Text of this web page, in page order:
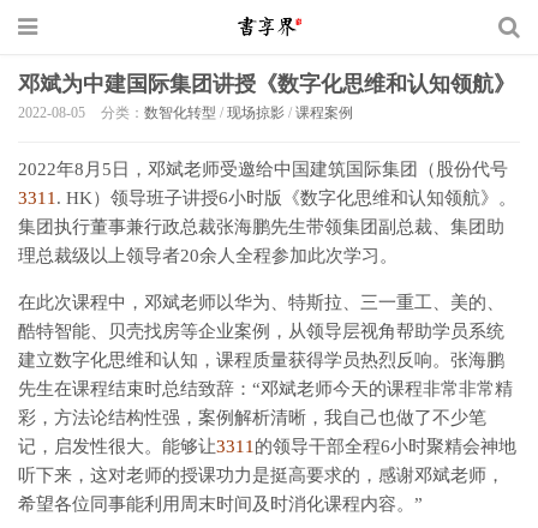
邓斌为中建国际集团讲授《数字化思维和认知领航》
2022-08-05 分类： 数智化转型 / 现场掠影 / 课程案例
2022年8月5日，邓斌老师受邀给中国建筑国际集团（股份代号
3311 . HK）领导班子讲授6小时版《数字化思维和认知领航》。
集团执行董事兼行政总裁张海鹏先生带领集团副总裁、集团助
理总裁级以上领导者20余人全程参加此次学习。
在此次课程中，邓斌老师以华为、特斯拉、三一重工、美的、
酷特智能、贝壳找房等企业案例，从领导层视角帮助学员系统
建立数字化思维和认知，课程质量获得学员热烈反响。张海鹏
先生在课程结束时总结致辞：“邓斌老师今天的课程非常非常精
彩，方法论结构性强，案例解析清晰，我自己也做了不少笔
记，启发性很大。能够让3311 的领导干部全程6小时聚精会神地
听下来，这对老师的授课功力是挺高要求的，感谢邓斌老师，
希望各位同事能利用周末时间及时消化课程内容。”